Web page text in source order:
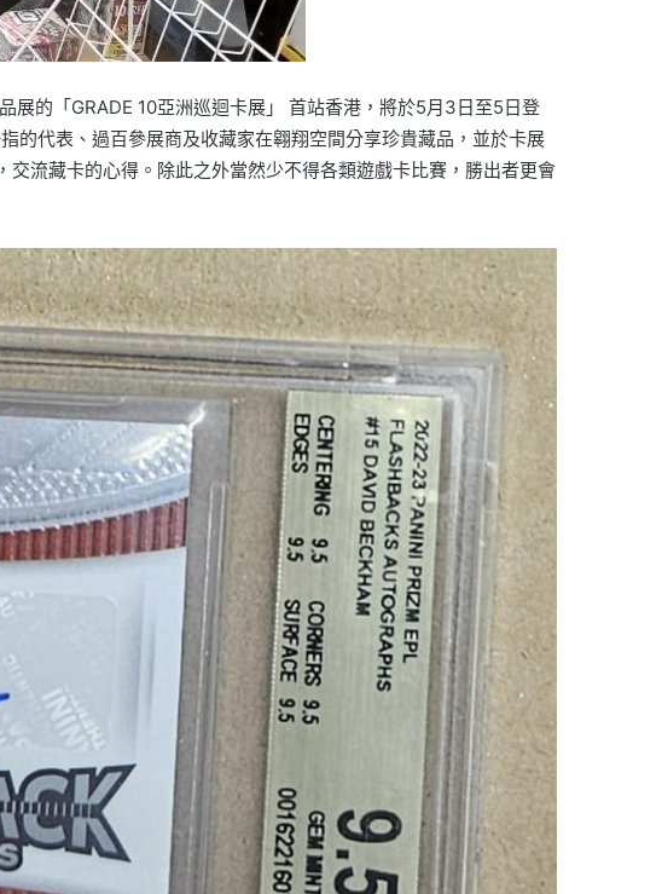
的「GRADE 10亞洲巡迴卡展」 首站香港，將於5月3日至5日登
的代表、過百參展商及收藏家在翱翔空間分享珍貴藏品，並於卡展
流藏卡的心得。除此之外當然少不得各類遊戲卡比賽，勝出者更會